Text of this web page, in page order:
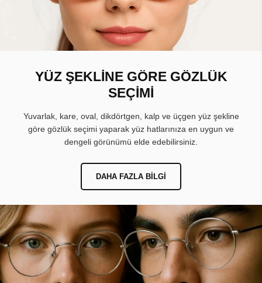
YÜZ ŞEKLİNE GÖRE GÖZLÜK
SEÇİMİ
Yuvarlak, kare, oval, dikdörtgen, kalp ve üçgen yüz şekline
göre gözlük seçimi yaparak yüz hatlarınıza en uygun ve
dengeli görünümü elde edebilirsiniz.
DAHA FAZLA BILGI